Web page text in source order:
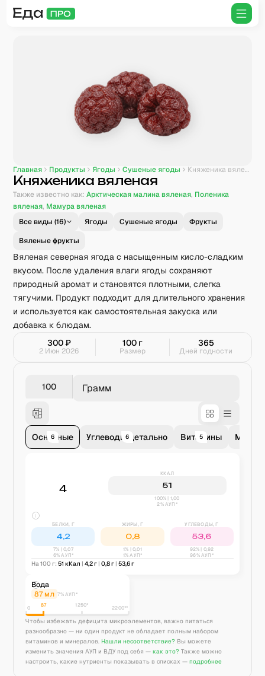
Главная Продукты Ягоды Сушеные ягоды Княженика вяленая
Княженика вяленая
Также известно как: Арктическая малина вяленая, Поленика
вяленая, Мамура вяленая
Все виды (16) Ягоды Сушеные ягоды
Фрукты
Вяленые фрукты
Вяленая северная ягода с насыщенным кисло-сладким
вкусом. После удаления влаги ягоды сохраняют
природный аромат и становятся плотными, слегка
тягучими. Продукт подходит для длительного хранения
и используется как самостоятельная закуска или
добавка к блюдам.
300₽
2 Июн 2026
100 г
Размер
365
Дней годности
Грамм
Основные
6 Углеводы детально
6 Витамины
5
4
ККАЛ
51
100% | 1,00
2% АУП*
БЕЛКИ, Г
4,2
7% |0,07
6% АУП*
ЖИРЫ, Г
0,8
1% |0,01
1% АУП*
УГЛЕВОДЫ, Г
53,6
92% | 0,92
96% АУП*
На 100 г: 51 кКал | 4,2г | 0,8г | 53,6г
Вода
87мл 7% АУП*
0 87 1250* 2200**
Чтобы избежать дефицита микроэлементов, важно питаться
разнообразно — ни один продукт не обладает полным набором
витаминов и минералов. Нашли несоответствие? Вы можете
изменить значения АУП и ВДУ под себя — как это? Также можно
настроить, какие нутриенты показывать в списках — подробнее